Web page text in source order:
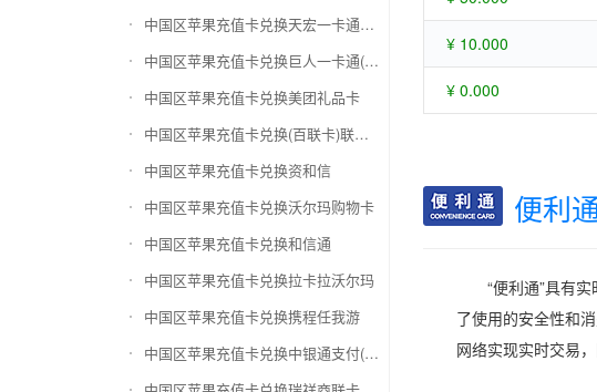
中国区苹果充值卡兑换天宏一卡通（易冲天宏卡）
中国区苹果充值卡兑换巨人一卡通(征途卡)
中国区苹果充值卡兑换美团礼品卡
中国区苹果充值卡兑换(百联卡)联华ok卡
中国区苹果充值卡兑换资和信
中国区苹果充值卡兑换沃尔玛购物卡
中国区苹果充值卡兑换和信通
中国区苹果充值卡兑换拉卡拉沃尔玛
中国区苹果充值卡兑换携程任我游
中国区苹果充值卡兑换中银通支付(银联购物卡)
¥ 10.000
¥ 0.000
便利
“便利通”具有
了使用的安全性和
网络实现实时交易